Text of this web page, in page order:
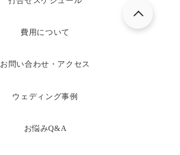
費用について
お問い合わせ・アクセス
ウェディング事例
お悩みQ&A